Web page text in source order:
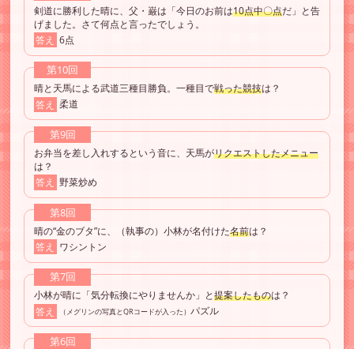
剣道に勝利した晴に、父・巌は「今日のお前は10点中〇点だ」と告
げました。さて何点と言ったでしょう。
答え
6点
第10回
晴と天馬による武道三種目勝負。一種目で戦った競技は？
答え
柔道
第9回
お弁当を差し入れするという音に、天馬がリクエストしたメニュー
は？
答え
野菜炒め
第8回
晴の“金のブタ”に、（執事の）小林が名付けた名前は？
答え
ワシントン
第7回
小林が晴に「気分転換にやりませんか」と提案したものは？
答え
（メグリンの写真とQRコードが入った）パズル
第6回